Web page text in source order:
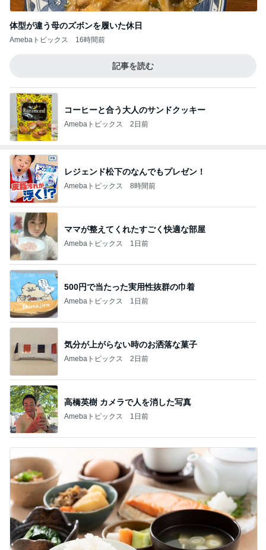
体型が違う母のズボンを履いた休日
Amebaトピックス 16時間前
記事を読む
コーヒーと合う大人のサンドクッキー
Amebaトピックス 2日前
レジェンド松下のなんでもプレゼン！
Amebaトピックス 8時間前
ママが整えてくれたすごく快適な部屋
Amebaトピックス 1日前
500円で当たった実用性抜群の巾着
Amebaトピックス 1日前
気分が上がらない時のお洒落な菓子
Amebaトピックス 2日前
高橋英樹 カメラで人を消した写真
Amebaトピックス 1日前